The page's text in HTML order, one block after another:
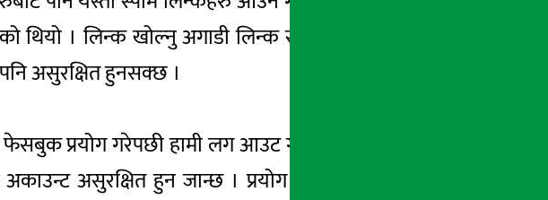
थियो । लिन्क खोल्नु अगाडी लिन्क साथीले पठाएको हो वा होईन
असुरक्षित हुनसक्छ ।
प्रयोग गरेपछी हामी लग आउट गर्दैनौ यही बानी हामी साइबर
असुरक्षित हुन जान्छ । प्रयोग गरिसकेपछी लग आउट गर्न